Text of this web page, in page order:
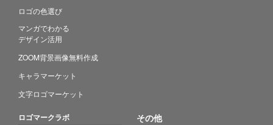
ロゴの色選び
マンガでわかる
デザイン活用
ZOOM背景画像無料作成
キャラマーケット
文字ロゴマーケット
ロゴマークラボ その他